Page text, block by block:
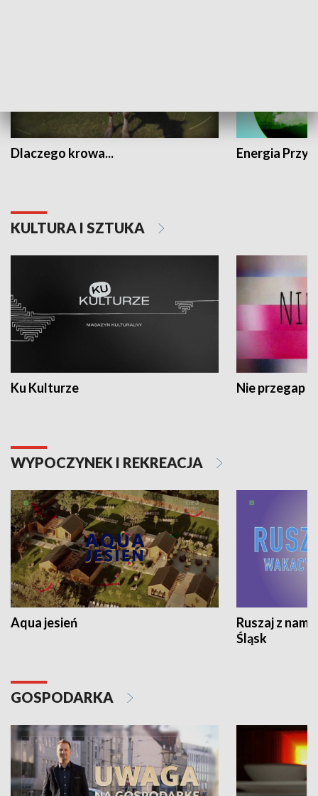
Dlaczego krowa... Energia
KULTURA I SZTUKA
Ku Kulturze Nie przegap
WYPOCZYNEK I REKREACJA
Aqua jesień
Ruszaj z
Śląsk
GOSPODARKA